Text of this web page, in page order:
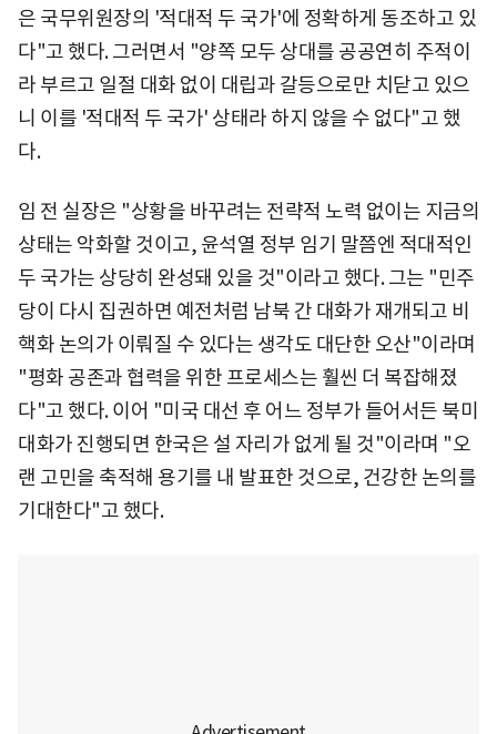
은 국무위원장의 '적대적 두 국가'에 정확하게 동조하고 있
다"고 했다. 그러면서 "양쪽 모두 상대를 공공연히 주적이
라 부르고 일절 대화 없이 대립과 갈등으로만 치닫고 있으
니 이를 '적대적 두 국가' 상태라 하지 않을 수 없다"고 했
다.
임 전 실장은 "상황을 바꾸려는 전략적 노력 없이는 지금의
상태는 악화할 것이고, 윤석열 정부 임기 말쯤엔 적대적인
두 국가는 상당히 완성돼 있을 것"이라고 했다. 그는 "민주
당이 다시 집권하면 예전처럼 남북 간 대화가 재개되고 비
핵화 논의가 이뤄질 수 있다는 생각도 대단한 오산"이라며
"평화 공존과 협력을 위한 프로세스는 훨씬 더 복잡해졌
다"고 했다. 이어 "미국 대선 후 어느 정부가 들어서든 북미
대화가 진행되면 한국은 설 자리가 없게 될 것"이라며 "오
랜 고민을 축적해 용기를 내 발표한 것으로, 건강한 논의를
기대한다"고 했다.